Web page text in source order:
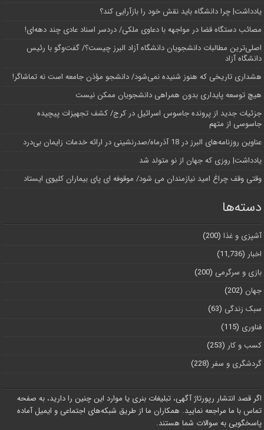
یادداشت| چرا دانشگاه باید نقش خود را بازآرایی کند؟
مصائب دستگاه قضا در مواجهه با دعاوی ملکی/ دردسر اسناد عادی چند‌ دهه‌ای!
اصلی‌ترین مطالبات دانشجویان دانشگاه آزاد البرز چیست؟/ گفت‌وگو با رئیس
دانشگاه آز‌اد
هشداری تاریخی که هنوز شنیده نمی‌شود/ دانشجو مؤذن جامعه است نه تماشاگر!
هیچ توسعه پایداری بدون همراهی دانشجویان ممکن نیست
جزئیات جدید از پرونده جاسوس اسرائیل در کرج/‌ کشف تجهیزات پیچیده
جاسوسی از متهم
عناوین روزنامه‌های البرز در ‌18 آذرماه/صدرنشینی در ارائه خدمات زایمان بی‌درد
یادداشت| روزی که جهان از نو متولد شد
وقتی وقف چراغ امید نیازمندان می شود/ موقوفه ای پای بیماران کلیوی ایستاد
دسته‌ها
آشپزی و غذا (200)
اخبار (11,736)
بازی و سرگرمی (200)
جهان (202)
سبک زندگی (63)
فناوری (115)
کسب و کار (253)
گردشگری و سفر (228)
اگر قصد انتشار رپورتاژ آگهی، تبلیغات بنری یا موارد این چنین را دارید، به صفحه
تماس با ما مراجعه نمایید. همکاران ما از طریق شبکه‌های اجتماعی و ایمیل آماده
پاسخگویی به سوالات شما هستند.